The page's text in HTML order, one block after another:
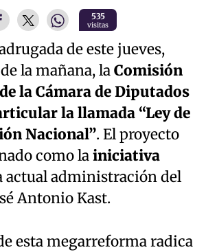
535
visitas
de este jueves,
la mañana, laComisión
la Cámara de Diputados
la llamada “Ley de
Nacional”. El proyecto
como lainiciativa
actual administración del
Antonio Kast.
esta megarreforma radica